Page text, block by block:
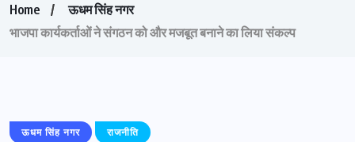
Home
ऊधम सिंह नगर
भाजपा कार्यकर्ताओं ने संगठन को और मजबूत बनाने का लिया संकल्प
ऊधम सिंह नगर राजनीति